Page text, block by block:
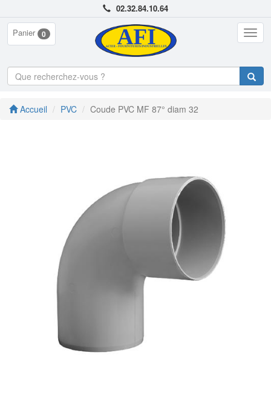
02.32.84.10.64
Panier 0
Accueil PVC Coude PVC MF 87° diam 32